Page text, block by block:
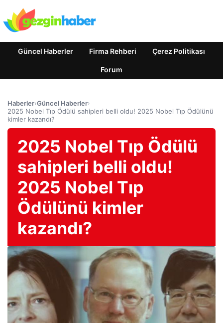
Güncel Haberler Firma Rehberi Çerez Politikası
Forum
Haberler›Güncel Haberler›
2025 Nobel Tıp Ödülü sahipleri belli oldu! 2025 Nobel Tıp Ödülünü
kimler kazandı?
2025 Nobel Tıp Ödülü
sahipleri belli oldu!
2025 Nobel Tıp
Ödülünü kimler
kazandı?